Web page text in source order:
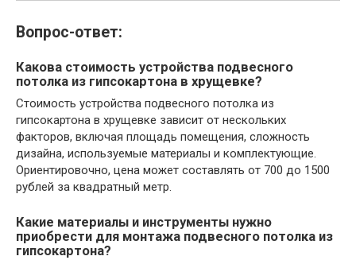
Вопрос-ответ:
Какова стоимость устройства подвесного
потолка из гипсокартона в хрущевке?
Стоимость устройства подвесного потолка из
гипсокартона в хрущевке зависит от нескольких
факторов, включая площадь помещения, сложность
дизайна, используемые материалы и комплектующие.
Ориентировочно, цена может составлять от 700 до 1500
рублей за квадратный метр.
Какие материалы и инструменты нужно
приобрести для монтажа подвесного потолка из
гипсокартона?